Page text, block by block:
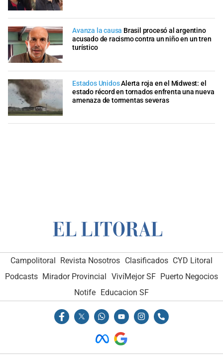
Avanza la causa Brasil procesó al argentino
acusado de racismo contra un niño en un tren
turístico
Estados UnidosAlerta roja en el Midwest: el
estado récord en tornados enfrenta una nueva
amenaza de tormentas severas
Campolitoral Revista Nosotros Clasificados CYD Litoral
Podcasts Mirador Provincial VivíMejor SF Puerto Negocios
Notife Educacion SF